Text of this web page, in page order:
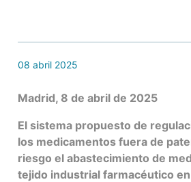
08 abril 2025
Madrid, 8 de abril de 2025
El sistema propuesto de
los medicamentos fuera de
riesgo el abastecimiento de
tejido industrial farmacéutico en